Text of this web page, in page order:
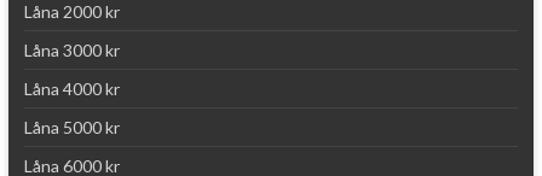
Låna 2000 kr
Låna 3000 kr
Låna 4000 kr
Låna 5000 kr
Låna 6000 kr